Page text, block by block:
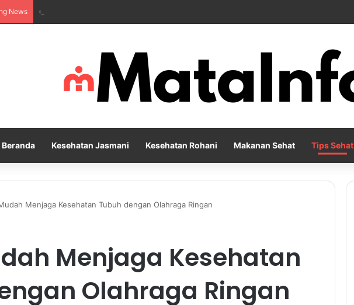
News Cara Melatih Pernapasan agar Pikiran Lebih Rileks dan Emosi Tetap Seimbang
Beranda Kesehatan Jasmani Kesehatan Rohani Makanan Sehat Tips Sehat
Menjaga Kesehatan Tubuh dengan Olahraga Ringan
Menjaga Kesehatan
Olahraga Ringan